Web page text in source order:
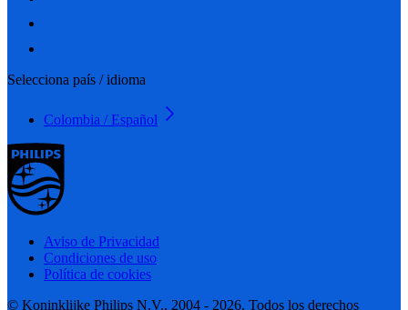
Selecciona país / idioma
Colombia / Español
Aviso de Privacidad
Condiciones de uso
Política de cookies
© Koninklijke Philips N.V., 2004 - 2026. Todos los derechos